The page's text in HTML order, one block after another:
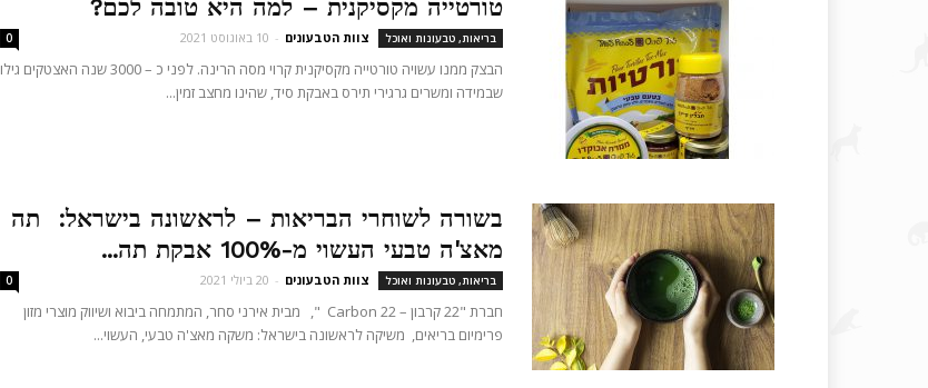
טורטייה מקסיקנית – למה היא טובה לכם?
בריאות, טבעונות ואוכל צוות הטבעונים - 10 באוגוסט 2021 0
הבצק ממנו עשויה טורטייה מקסיקנית קרוי מסה הרינה. לפני כ – 3000 שנה האצטקים גילו
שבמידה ומשרים גרגירי תירס באבקת סיד, שהינו מחצב זמין...
בשורה לשוחרי הבריאות – לראשונה בישראל: תה
מאצ'ה טבעי העשוי מ-100% אבקת תה...
בריאות, טבעונות ואוכל צוות הטבעונים - 20 ביולי 2021 0
חברת "22 קרבון – 22 Carbon ", מבית אירני סחר, המתמחה ביבוא ושיווק מוצרי מזון
פרימיום בריאים, משיקה לראשונה בישראל: משקה מאצ'ה טבעי, העשוי...